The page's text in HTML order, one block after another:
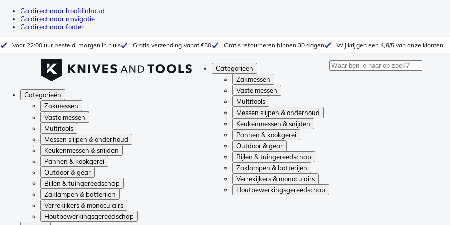
Ga direct naar hoofdinhoud
Ga direct naar navigatie
Ga direct naar footer
Voor 22:00 uur besteld, morgen in huis Gratis verzending vanaf €50 Gratis retourneren binnen 30 dagen Wij krijgen een 4,8/5 van onze klanten
Categorieën
Zakmessen
Vaste messen
Multitools
Messen slijpen & onderhoud
Keukenmessen & snijden
Pannen & kookgerei
Outdoor & gear
Bijlen & tuingereedschap
Zaklampen & batterijen
Verrekijkers & monoculairs
Houtbewerkingsgereedschap
Categorieën
Zakmessen
Vaste messen
Multitools
Messen slijpen & onderhoud
Keukenmessen & snijden
Pannen & kookgerei
Outdoor & gear
Bijlen & tuingereedschap
Zaklampen & batterijen
Verrekijkers & monoculairs
Houtbewerkingsgereedschap